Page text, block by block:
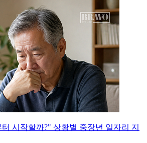
시작할까?" 상황별 중장년 일자리 지